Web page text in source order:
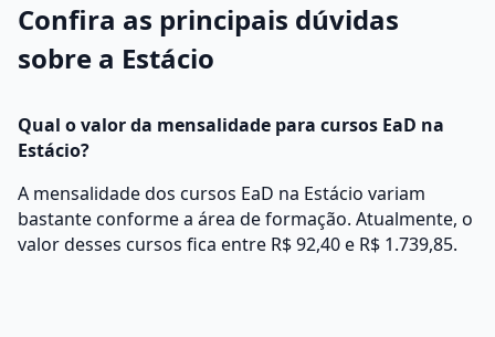
Confira as principais dúvidas
sobre a Estácio
Qual o valor da mensalidade para cursos EaD na
Estácio?
A mensalidade dos cursos EaD na Estácio variam
bastante conforme a área de formação. Atualmente, o
valor desses cursos fica entre R$ 92,40 e R$ 1.739,85.